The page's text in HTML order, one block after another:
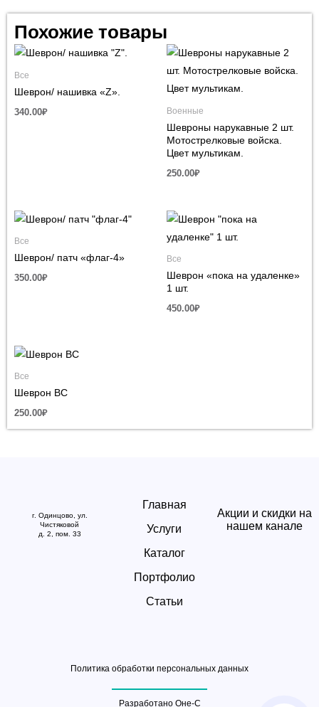
Похожие товары
Все
Шеврон/ нашивка «Z».
340.00₽ Военные
Шевроны нарукавные 2 шт.
Мотострелковые войска.
Цвет мультикам.
250.00₽
Все
Шеврон/ патч «флаг-4»
350.00₽
Все
Шеврон «пока на удаленке»
1 шт.
450.00₽
Все
Шеврон ВС
250.00₽
г. Одинцово, ул.
Чистяковой
д. 2, пом. 33
Главная
Услуги
Каталог
Портфолио
Статьи
Акции и скидки на
нашем канале
Политика обработки персональных данных
Разработано Оне-С